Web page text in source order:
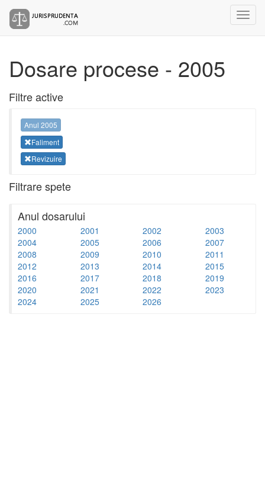
Dosare procese - 2005
Filtre active
Anul 2005
Faliment
Revizuire
Filtrare spete
Anul dosarului
2000 2001 2002
2003
2004
2005 2006
2007
2008
2009 2010
2011
2012
2013 2014
2015
2016
2017 2018
2019
2020
2021 2022
2023
2024
2025 2026